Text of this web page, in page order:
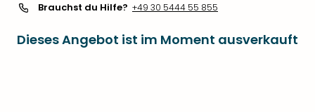
Brauchst du Hilfe? +49 30 5444 55 855
Dieses Angebot ist im Moment ausverkauft